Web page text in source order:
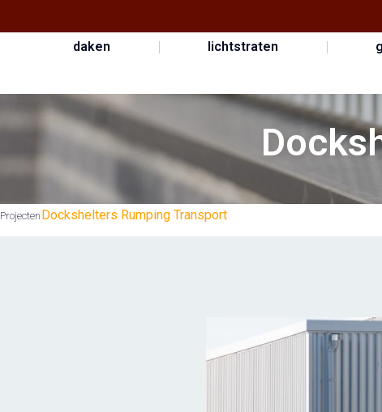
daken lichtstraten
Projecten Dockshelters Rumping Transport